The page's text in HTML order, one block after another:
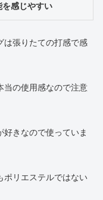
を感じやすい
は張りたての打感で感
当の使用感なので注意
きなので使っていま
ポリエステルではない